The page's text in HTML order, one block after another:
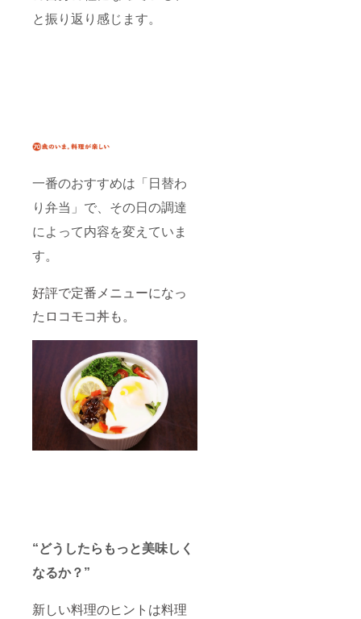
と振り返り感じます。
一番のおすすめは「日替わ
り弁当」で、その日の調達
によって内容を変えていま
す。
好評で定番メニューになっ
たロコモコ丼も。
“どうしたらもっと美味しく
なるか？”
新しい料理のヒントは料理